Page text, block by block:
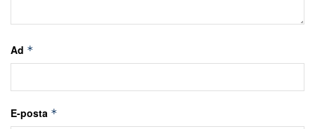
Ad *
E-posta *